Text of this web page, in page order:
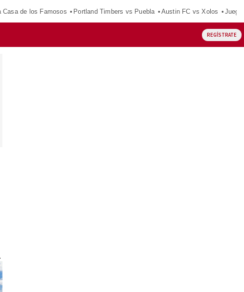
Casa de los Famosos Portland Timbers vs Puebla Austin FC vs Xolos
REGÍSTRATE